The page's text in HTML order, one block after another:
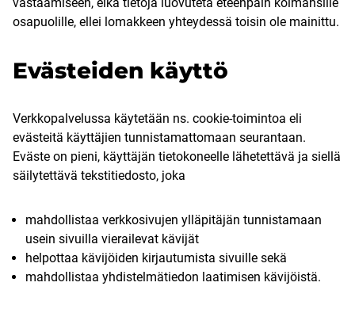
vastaamiseen, eikä tietoja luovuteta eteenpäin kolmansille
osapuolille, ellei lomakkeen yhteydessä toisin ole mainittu.
Evästeiden käyttö
Verkkopalvelussa käytetään ns. cookie-toimintoa eli
evästeitä käyttäjien tunnistamattomaan seurantaan.
Eväste on pieni, käyttäjän tietokoneelle lähetettävä ja siellä
säilytettävä tekstitiedosto, joka
mahdollistaa verkkosivujen ylläpitäjän tunnistamaan
usein sivuilla vierailevat kävijät
helpottaa kävijöiden kirjautumista sivuille sekä
mahdollistaa yhdistelmätiedon laatimisen kävijöistä.